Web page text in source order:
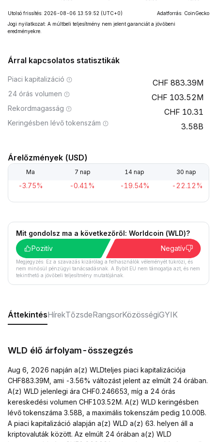
Utolsó frissítés: 2026-08-06 13:59:52 (UTC+0)
Adatforrás: CoinGecko
Jogi nyilatkozat: A múltbeli teljesítmény nem jelent garanciát a jövőbeni
eredményekre.
Árral kapcsolatos statisztikák
Piaci kapitalizáció 883.39M
24 órás volumen 103.52M
Rekordmagasság 10.31
Keringésben lévő tokenszám 3.58B
Árelőzmények (USD)
Ma 7 nap 14 nap 30 nap
-3.75% -0.41% -19.54% -22.12%
Mit gondolsz ma a következőről: Worldcoin (WLD)?
Pozitív
Negatív
Megjegyzés: Ez a szavazás kizárólag a felhasználók véleményét tükrözi, és
nem minősül pénzügyi tanácsadásnak. A Bybit EU nem támogatja azt, és nem
tekinthető a jövőbeli teljesítmény mutatójának.
ÁttekintésHírekTőzsdeRangsorKözösségiGYIK
WLD élő árfolyam-összegzés
Aug 6, 2026 napján a(z) WLDteljes piaci kapitalizációja
CHF883.39M, ami -3.56% változást jelent az elmúlt 24 órában.
A(z) WLD jelenlegi ára CHF0.246653, míg a 24 órás
kereskedési volumen CHF103.52M. A(z) WLD keringésben
lévő tokenszáma 3.58B, a maximális tokenszám pedig 10.00B.
A piaci kapitalizáció alapján a(z) WLD a(z) 63. helyen áll a
kriptovaluták között. Az elmúlt 24 órában a(z) WLD